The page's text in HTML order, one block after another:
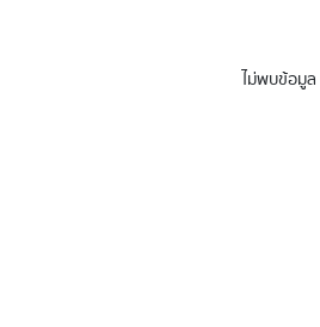
ไม่พบข้อมูล